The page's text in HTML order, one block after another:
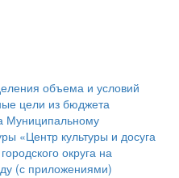
объема и условий
цели из бюджета
Муниципальному
«Центр культуры и досуга
округа на
(с приложениями)